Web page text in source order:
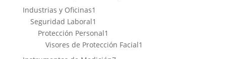
Industrias y Oficinas1
Seguridad Laboral1
producto
Protección Personal1
producto
Visores de Protección Facial1